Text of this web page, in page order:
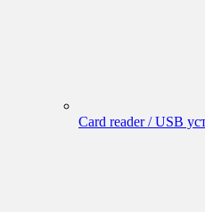
Card reader / USB